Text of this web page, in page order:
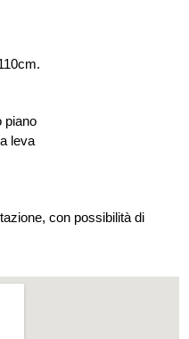
piano
leva
con possibilità di